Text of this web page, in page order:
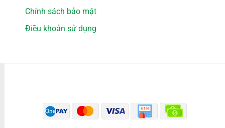
Chính sách bảo mật
Điều khoản sử dụng